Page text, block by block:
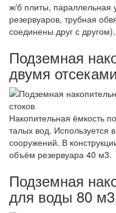
ж/б плиты, параллельная
резервуаров, трубная
соединены друг с другом).
Подземная
двумя
Накопительная ёмкость
талых вод. Используется
сооружений. В
объём резервуара 40 м3.
Подземная
для воды 80 м3